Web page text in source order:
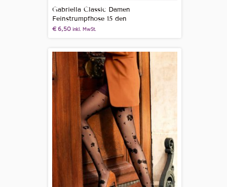
Gabriella Classic Damen
Feinstrumpfhose 15 den
€6,50 inkl. MwSt.